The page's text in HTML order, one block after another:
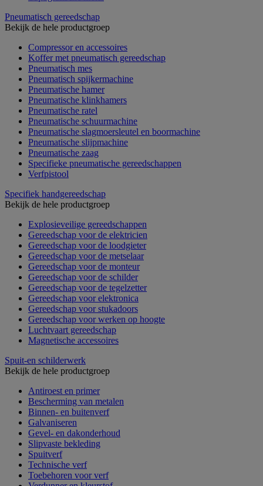
Pneumatisch gereedschap
Bekijk de hele productgroep
Compressor en accessoires
Koffer met pneumatisch gereedschap
Pneumatisch mes
Pneumatisch spijkermachine
Pneumatische hamer
Pneumatische klinkhamers
Pneumatische ratel
Pneumatische schuurmachine
Pneumatische slagmoersleutel en boormachine
Pneumatische slijpmachine
Pneumatische zaag
Specifieke pneumatische gereedschappen
Verfpistool
Specifiek handgereedschap
Bekijk de hele productgroep
Explosieveilige gereedschappen
Gereedschap voor de elektricien
Gereedschap voor de loodgieter
Gereedschap voor de metselaar
Gereedschap voor de monteur
Gereedschap voor de schilder
Gereedschap voor de tegelzetter
Gereedschap voor elektronica
Gereedschap voor stukadoors
Gereedschap voor werken op hoogte
Luchtvaart gereedschap
Magnetische accessoires
Spuit-en schilderwerk
Bekijk de hele productgroep
Antiroest en primer
Bescherming van metalen
Binnen- en buitenverf
Galvaniseren
Gevel- en dakonderhoud
Slipvaste bekleding
Spuitverf
Technische verf
Toebehoren voor verf